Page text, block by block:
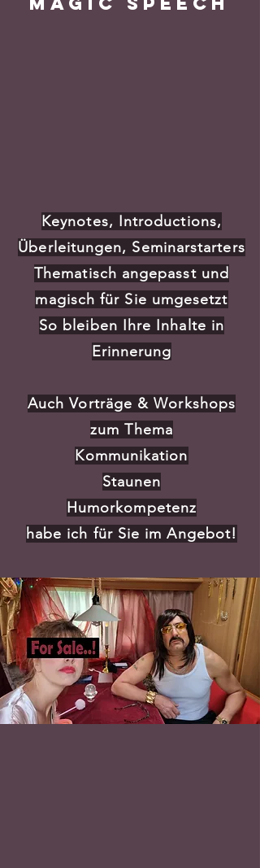
Keynotes, Introductions,
Überleitungen, Seminarstarters
Thematisch angepasst und
magisch für Sie umgesetzt
So bleiben Ihre Inhalte in
Erinnerung
Auch Vorträge & Workshops
zum Thema
Kommunikation
Staunen
Humorkompetenz
habe ich für Sie im Angebot!